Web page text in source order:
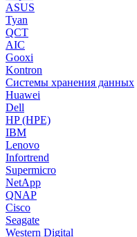
ASUS
Tyan
QCT
AIC
Gooxi
Kontron
Системы хранения данных
Huawei
Dell
HP (HPE)
IBM
Lenovo
Infortrend
Supermicro
NetApp
QNAP
Cisco
Seagate
Western Digital